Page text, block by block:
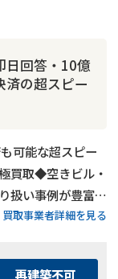
日回答・10億
済の超スピー
可能な超スピー
買取◆空きビル・
扱い事例が豊富◆
買取事業者詳細を見る
再建築不可